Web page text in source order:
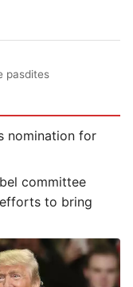
pasdites
nomination for
committee
to bring